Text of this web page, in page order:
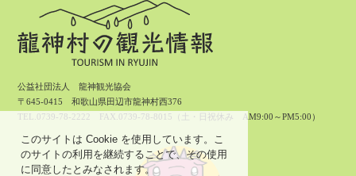
このサイトは Cookie を使用しています。こ
のサイトの利用を継続することで、その使用
に同意したとみなされます。
公益社団法人 龍神観光協会
〒645-0415 和歌山県田辺市龍神村西376
TEL.0739-78-2222 FAX.0739-78-8015（土・日祝休み AM9:00～PM5:00）